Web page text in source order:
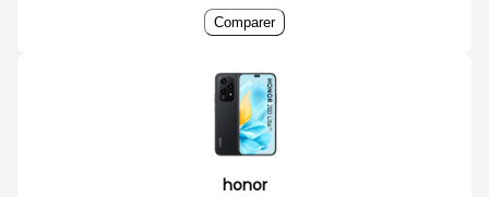
Comparer
honor